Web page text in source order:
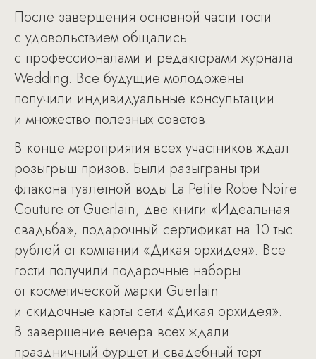
После завершения основной части гости
с удовольствием общались
с профессионалами и редакторами журнала
Wedding. Все будущие молодожены
получили индивидуальные консультации
и множество полезных советов.
В конце мероприятия всех участников ждал
розыгрыш призов. Были разыграны три
флакона туалетной воды La Petite Robe Noire
Couture от Guerlain, две книги «Идеальная
свадьба», подарочный сертификат на 10 тыс.
рублей от компании «Дикая орхидея». Все
гости получили подарочные наборы
от косметической марки Guerlain
и скидочные карты сети «Дикая орхидея».
В завершение вечера всех ждали
праздничный фуршет и свадебный торт